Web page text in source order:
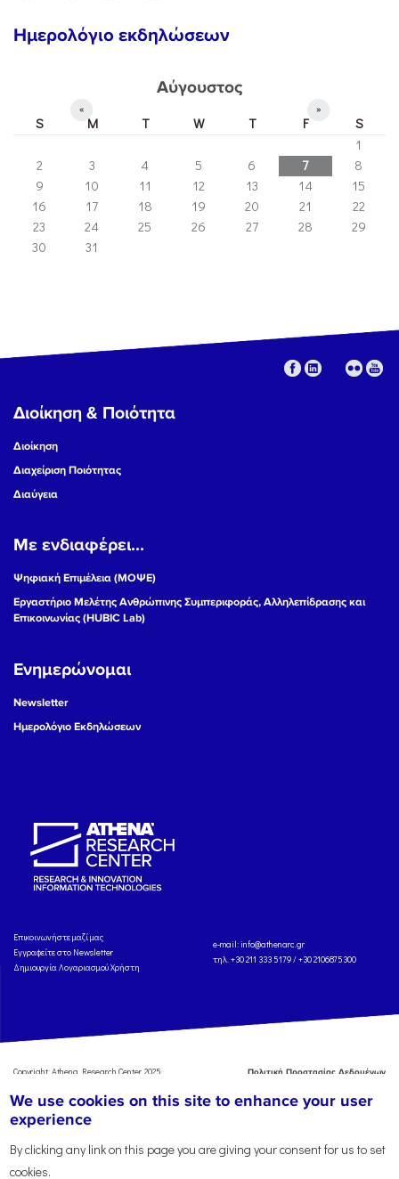
Ημερολόγιο εκδηλώσεων
Αύγουστος
« »
S M T W T F
S
1
2
3 4 5 6 7
8
9
10 11 12 13 14
15
16
17 18 19 20 21
22
23
24 25 26 27 28
29
30
31
Διοίκηση & Ποιότητα
Διοίκηση
Διαχείριση Ποιότητας
Διαύγεια
Με ενδιαφέρει...
Ψηφιακή Επιμέλεια (ΜΟΨΕ)
Εργαστήριο Μελέτης Ανθρώπινης Συμπεριφοράς, Αλληλεπίδρασης και
Επικοινωνίας (HUBIC Lab)
Ενημερώνομαι
Newsletter
Ημερολόγιο Εκδηλώσεων
Eπικοινωνήστε μαζί μας
Εγγραφείτε στο Newsletter
Δημιουργία Λογαριασμού Χρήστη
e-mail: info@athenarc.gr
τηλ. +30 211 333 5179 / +30 2106875300
Copyright: Athena Research Center, 2025
Πολιτική Προστασίας Δεδομένων
Χρήσης
Αναφορά
We use cookies on this site to enhance your user
experience
By clicking any link on this page you are giving your consent for us to set
cookies.